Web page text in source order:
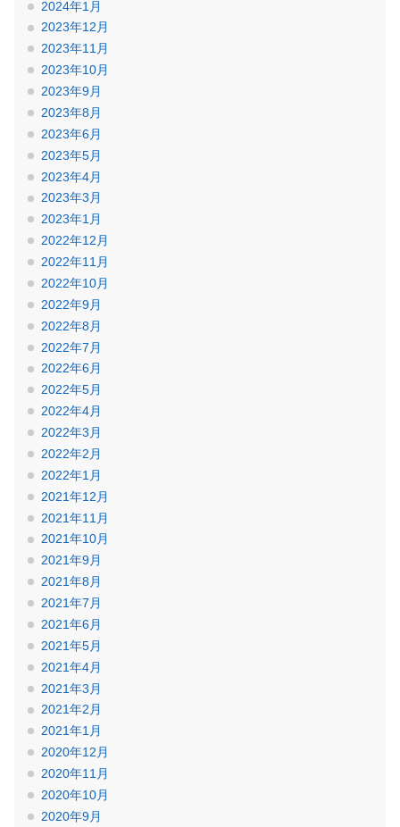
2024年1月
2023年12月
2023年11月
2023年10月
2023年9月
2023年8月
2023年6月
2023年5月
2023年4月
2023年3月
2023年1月
2022年12月
2022年11月
2022年10月
2022年9月
2022年8月
2022年7月
2022年6月
2022年5月
2022年4月
2022年3月
2022年2月
2022年1月
2021年12月
2021年11月
2021年10月
2021年9月
2021年8月
2021年7月
2021年6月
2021年5月
2021年4月
2021年3月
2021年2月
2021年1月
2020年12月
2020年11月
2020年10月
2020年9月